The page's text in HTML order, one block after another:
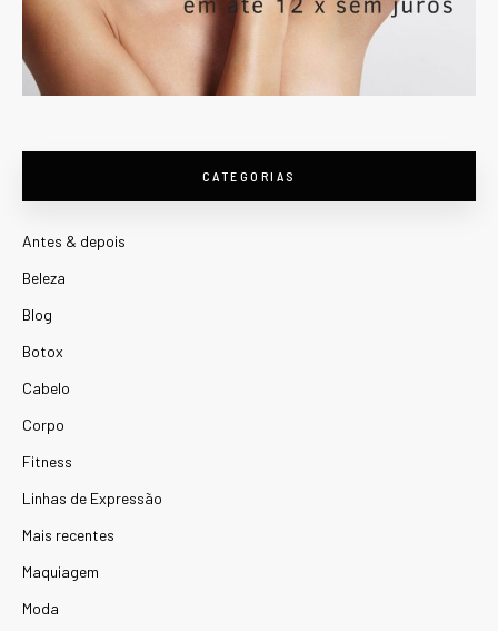
CATEGORIAS
Antes & depois
Beleza
Blog
Botox
Cabelo
Corpo
Fitness
Linhas de Expressão
Mais recentes
Maquiagem
Moda